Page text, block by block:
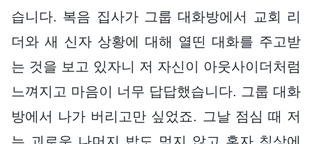
습니다. 복음 집사가 그룹 대화방에서 교회 리
더와 새 신자 상황에 대해 열띤 대화를 주고받
는 것을 보고 있자니 저 자신이 아웃사이더처럼
느껴지고 마음이 너무 답답했습니다. 그룹 대화
방에서 나가 버리고만 싶었죠. 그날 점심 때 저
는 괴로운 나머지 밥도 먹지 않고 혼자 침상에